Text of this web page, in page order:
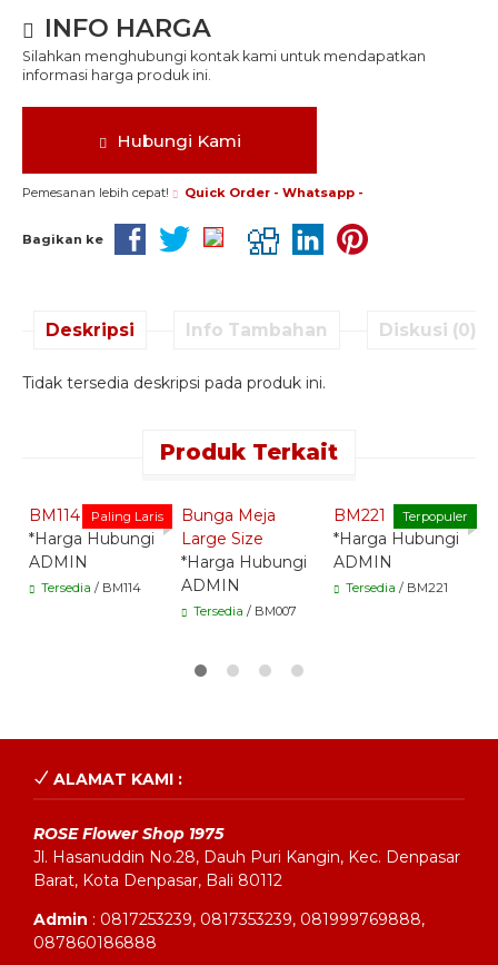
INFO HARGA
Silahkan menghubungi kontak kami untuk mendapatkan
informasi harga produk ini.
Hubungi Kami
Pemesanan lebih cepat! Quick Order - Whatsapp -
Bagikan ke
Deskripsi Info Tambahan Diskusi (0)
Tidak tersedia deskripsi pada produk ini.
Produk Terkait
Paling Laris
BM114
*Harga Hubungi
ADMIN
Tersedia / BM114
Quick Order -
Bunga Meja
Large Size
*Harga Hubungi
ADMIN
Tersedia / BM007
Terpopuler
BM221
*Harga Hubungi
ADMIN
Tersedia / BM221
ALAMAT KAMI :
ROSE Flower Shop 1975
Jl. Hasanuddin No.28, Dauh Puri Kangin, Kec. Denpasar
Barat, Kota Denpasar, Bali 80112
Admin : 0817253239, 0817353239, 081999769888,
087860186888